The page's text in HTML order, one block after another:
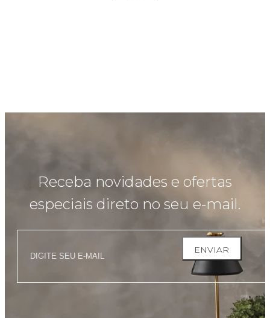
Receba novidades e ofertas
especiais direto no seu e-mail.
ENVIAR